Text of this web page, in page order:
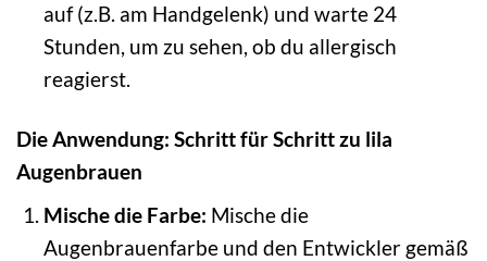
auf (z.B. am Handgelenk) und warte 24
Stunden, um zu sehen, ob du allergisch
reagierst.
Die Anwendung: Schritt für Schritt zu lila
Augenbrauen
Mische die Farbe: Mische die
Augenbrauenfarbe und den Entwickler gemäß